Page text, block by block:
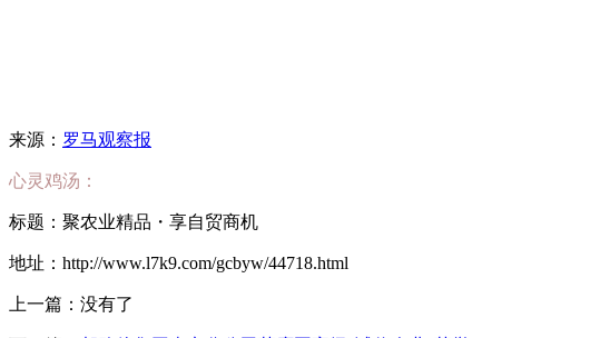
来源： 罗马观察报
心灵鸡汤：
标题：聚农业精品・享自贸商机
地址：http://www.l7k9.com/gcbyw/44718.html
上一篇：没有了